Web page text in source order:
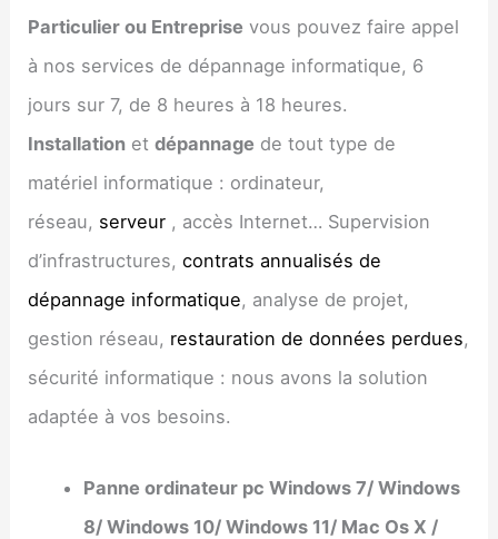
Particulier ou Entreprise vous pouvez faire appel
à nos services de dépannage informatique, 6
jours sur 7, de 8 heures à 18 heures.
Installation etdépannage de tout type de
matériel informatique : ordinateur,
réseau, serveur , accès Internet… Supervision
d’infrastructures, contrats annualisés de
dépannage informatique, analyse de projet,
gestion réseau, restauration de données perdues,
sécurité informatique : nous avons la solution
adaptée à vos besoins.
Panne ordinateur pc Windows 7/ Windows
8/ Windows 10/ Windows 11/ Mac Os X /